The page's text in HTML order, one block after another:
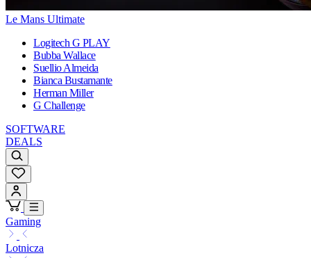
Le Mans Ultimate
Logitech G PLAY
Bubba Wallace
Suellio Almeida
Bianca Bustamante
Herman Miller
G Challenge
SOFTWARE
DEALS
Gaming
Lotnicza